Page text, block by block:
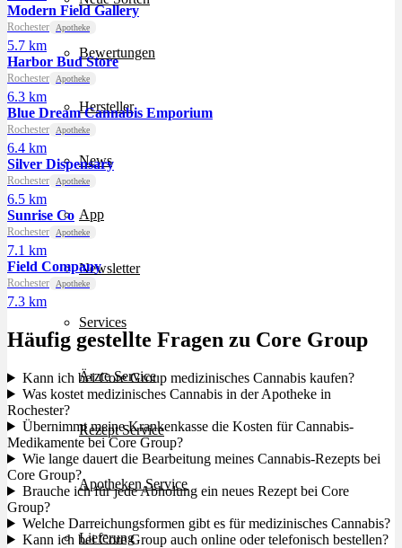
Bewertungen
Hersteller
News
App
Newsletter
Services
Ärzte Service
Rezept Service
Apotheken Service
Lieferung
Modern Field Gallery
Rochester Apotheke
5.7 km
Harbor Bud Store
Rochester Apotheke
6.3 km
Blue Dream Cannabis Emporium
Rochester Apotheke
6.4 km
Silver Dispensary
Rochester Apotheke
6.5 km
Sunrise Co
Rochester Apotheke
7.1 km
Field Company
Rochester Apotheke
7.3 km
Häufig gestellte Fragen zu Core Group
Kann ich bei Core Group medizinisches Cannabis kaufen?
Was kostet medizinisches Cannabis in der Apotheke in
Rochester?
Übernimmt meine Krankenkasse die Kosten für Cannabis-
Medikamente bei Core Group?
Wie lange dauert die Bearbeitung meines Cannabis-Rezepts bei
Core Group?
Brauche ich für jede Abholung ein neues Rezept bei Core
Group?
Welche Darreichungsformen gibt es für medizinisches Cannabis?
Kann ich bei Core Group auch online oder telefonisch bestellen?